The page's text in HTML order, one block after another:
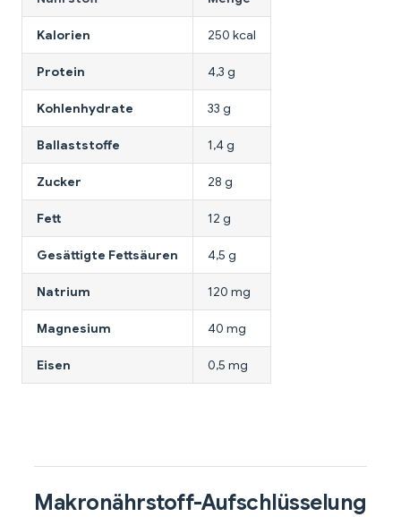
Kalorien 250 kcal
Protein 4,3 g
Kohlenhydrate 33 g
Ballaststoffe 1,4 g
Zucker 28 g
Fett 12 g
Gesättigte Fettsäuren 4,5 g
Natrium 120 mg
Magnesium 40 mg
Eisen 0,5 mg
Makronährstoff-Aufschlüsselung